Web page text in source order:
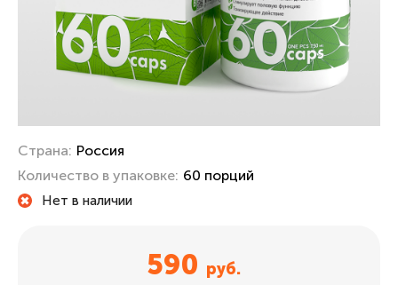
Страна: Россия
Количество в упаковке: 60 порций
Нет в наличии
590 руб.